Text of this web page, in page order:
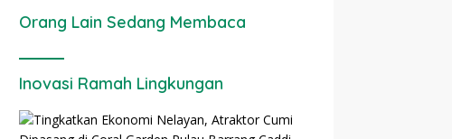
Orang Lain Sedang Membaca
Inovasi Ramah Lingkungan